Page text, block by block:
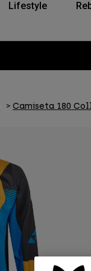
Lifestyle
Camiseta 180